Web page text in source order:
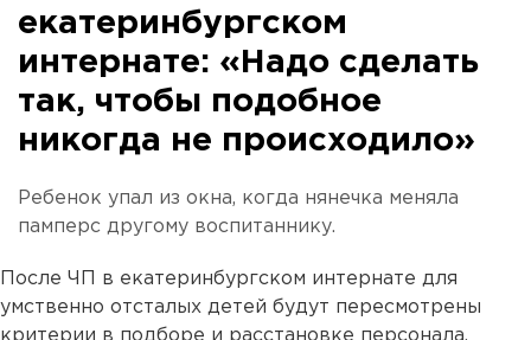
екатеринбургском
интернате: «Надо сделать
так, чтобы подобное
никогда не происходило»
Ребенок упал из окна, когда нянечка меняла
памперс другому воспитаннику.
После ЧП в екатеринбургском интернате для
умственно отсталых детей будут пересмотрены
критерии в подборе и расстановке персонала.